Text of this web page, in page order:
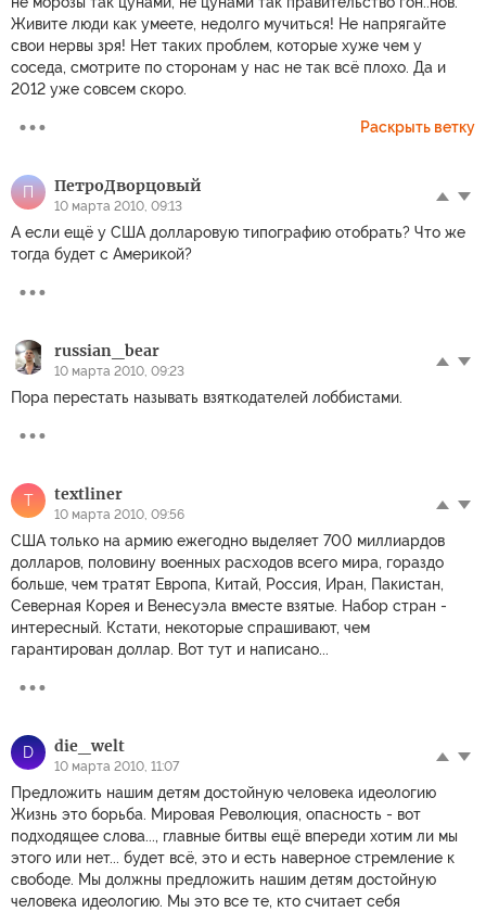
Живите люди как умеете, недолго мучиться! Не напрягайте
свои нервы зря! Нет таких проблем, которые хуже чем у
соседа, смотрите по сторонам у нас не так всё плохо. Да и
2012 уже совсем скоро.
Раскрыть ветку
П ПетроДворцовый
10 марта 2010, 09:13
А если ещё у США долларовую типографию отобрать? Что же
тогда будет с Америкой?
russian_bear
10 марта 2010, 09:23
Пора перестать называть взяткодателей лоббистами.
T textliner
10 марта 2010, 09:56
США только на армию ежегодно выделяет 700 миллиардов
долларов, половину военных расходов всего мира, гораздо
больше, чем тратят Европа, Китай, Россия, Иран, Пакистан,
Северная Корея и Венесуэла вместе взятые. Набор стран -
интересный. Кстати, некоторые спрашивают, чем
гарантирован доллар. Вот тут и написано...
D die_welt
10 марта 2010, 11:07
Предложить нашим детям достойную человека идеологию
Жизнь это борьба. Мировая Революция, опасность - вот
подходящее слова..., главные битвы ещё впереди хотим ли мы
этого или нет... будет всё, это и есть наверное стремление к
свободе. Мы должны предложить нашим детям достойную
человека идеологию. Мы это все те, кто считает себя